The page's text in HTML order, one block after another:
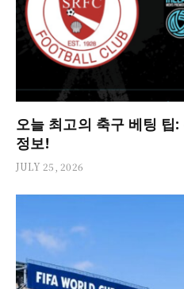
오늘 최고의 축구 베팅 팁
정보!
JULY 25, 2026